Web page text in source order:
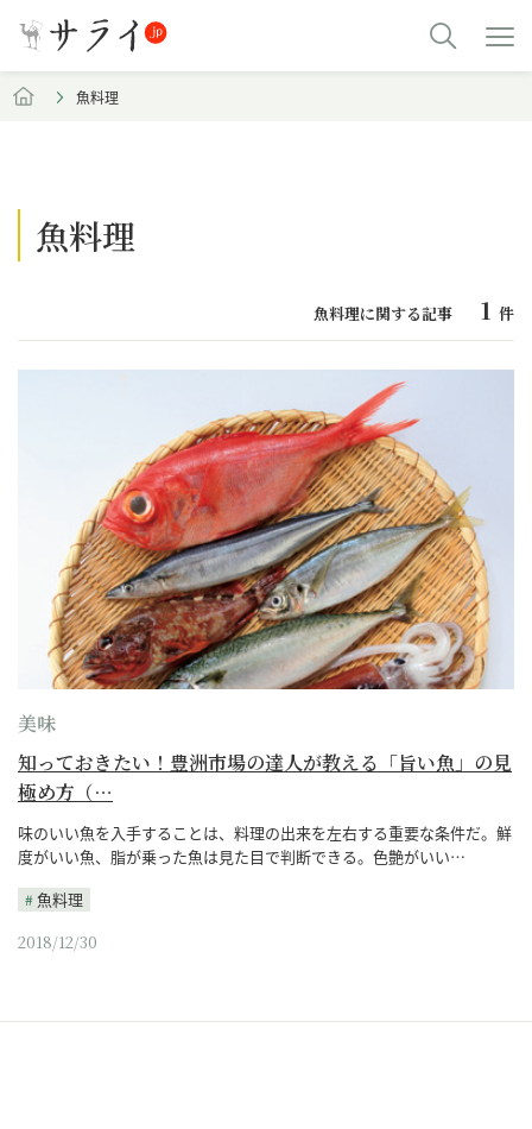
魚料理
魚料理
魚料理に関する記事 1 件
美味
知っておきたい！豊洲市場の達人が教える「旨い魚」の見
極め方（…
味のいい魚を入手することは、料理の出来を左右する重要な条件だ。鮮
度がいい魚、脂が乗った魚は見た目で判断できる。色艶がいい…
魚料理
2018/12/30